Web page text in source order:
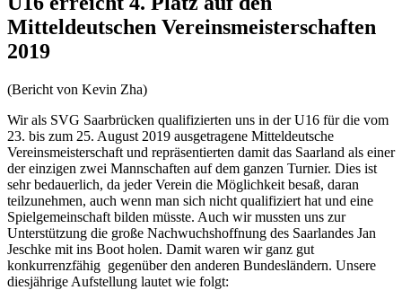
Mitteldeutschen Vereinsmeisterschaften
2019
(Bericht von Kevin Zha)
Wir als SVG Saarbrücken qualifizierten uns in der U16 für die vom
23. bis zum 25. August 2019 ausgetragene Mitteldeutsche
Vereinsmeisterschaft und repräsentierten damit das Saarland als einer
der einzigen zwei Mannschaften auf dem ganzen Turnier. Dies ist
sehr bedauerlich, da jeder Verein die Möglichkeit besaß, daran
teilzunehmen, auch wenn man sich nicht qualifiziert hat und eine
Spielgemeinschaft bilden müsste. Auch wir mussten uns zur
Unterstützung die große Nachwuchshoffnung des Saarlandes Jan
Jeschke mit ins Boot holen. Damit waren wir ganz gut
konkurrenzfähig gegenüber den anderen Bundesländern. Unsere
diesjährige Aufstellung lautet wie folgt: